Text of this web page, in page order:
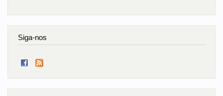
Siga-nos